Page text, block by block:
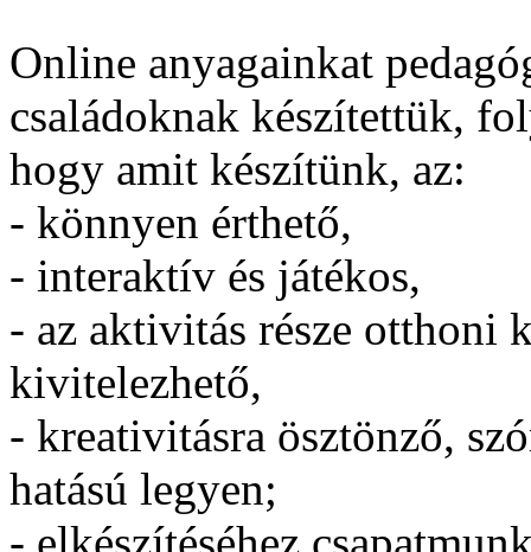
Online anyagainkat
családoknak készítettük,
hogy amit készítünk, az:
- könnyen érthető,
- interaktív és játékos,
- az aktivitás része otthoni
kivitelezhető,
- kreativitásra ösztönző,
hatású legyen;
- elkészítéséhez